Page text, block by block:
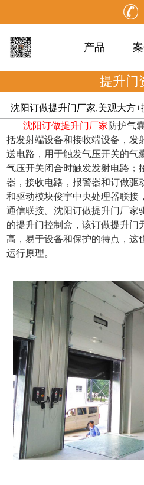
产品
提升门
沈阳订做提升门厂家,美观大方+
沈阳订做提升门厂家防护气
括发射端设备和接收端设备，发
送电路，用于触发气压开关的气
气压开关闭合时触发发射电路；
器，接收电路，报警器和订做驱
和驱动模块俊宇中央处理器联接
通信联接。沈阳订做提升门厂家
的提升门控制盒，该订做提升门
高，易于设备和保护的特点，这
运行原理。